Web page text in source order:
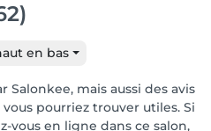
en bas
Salonkee, mais aussi des avis
pourriez trouver utiles. Si
vous en ligne dans ce salon,